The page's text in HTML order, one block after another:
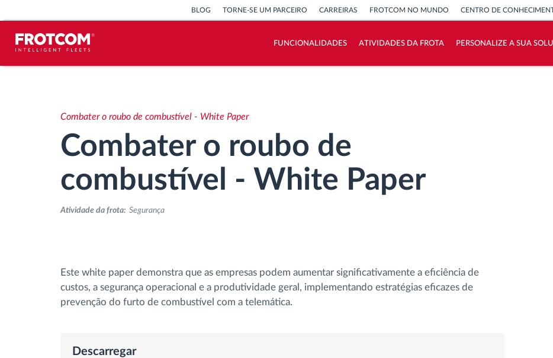
BLOG TORNE-SE UM PARCEIRO CARREIRAS FROTCOM NO MUNDO CENTRO DE
FUNCIONALIDADES ATIVIDADES DA FROTA PERSONALIZE A SUA
condução
Gestão de tarefas
Controlo de acesso
Planeamento e monitorização de rotas
Combater o roubo de combustível - White Paper
Combater o roubo de
combustível - White Paper
Atividade da frota: Segurança
Este white paper demonstra que as empresas podem aumentar significativamente a eficiência de
custos, a segurança operacional e a produtividade geral, implementando estratégias eficazes de
prevenção do furto de combustível com a telemática.
Descarregar